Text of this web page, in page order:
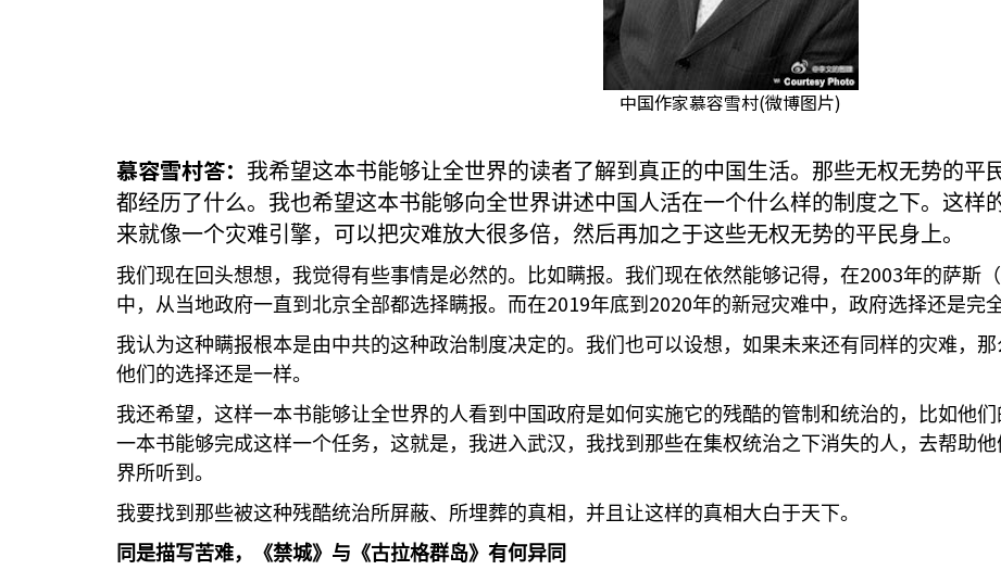
中国作家慕容雪村(微博图片)
慕容雪村答：
我希望这本书能够让全世界的读者了解到真正的中国生活。那些无权无势的平
都经历了什么。我也希望这本书能够向全世界讲述中国人活在一个什么样的制度之下。这样
来就像一个灾难引擎，可以把灾难放大很多倍，然后再加之于这些无权无势的平民身上。
我们现在回头想想，我觉得有些事情是必然的。比如瞒报。我们现在依然能够记得，在2003年的萨斯（
中，从当地政府一直到北京全部都选择瞒报。而在2019年底到 2020年的新冠灾难中，政府选择还是完全
我认为这种瞒报根本是由中共的这种政治制度决定的。我们也可以设想，如果未来还有同样的灾难，那
他们的选择还是一样。
我还希望，这样一本书能够让全世界的人看到中国政府是如何实施它的残酷的管制和统治的，比如他
一本书能够完成这样一个任务，这就是，我进入武汉，我找到那些在集权统治之下消失的人，去帮助
界所听到。
我要找到那些被这种残酷统治所屏蔽、所埋葬的真相，并且让这样的真相大白于天下。
同是描写苦难，《禁城》与《古拉格群岛》有何异同